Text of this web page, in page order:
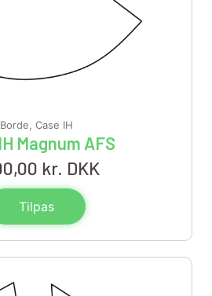
Borde, Case IH
Magnum AFS
kr. DKK
Tilpas